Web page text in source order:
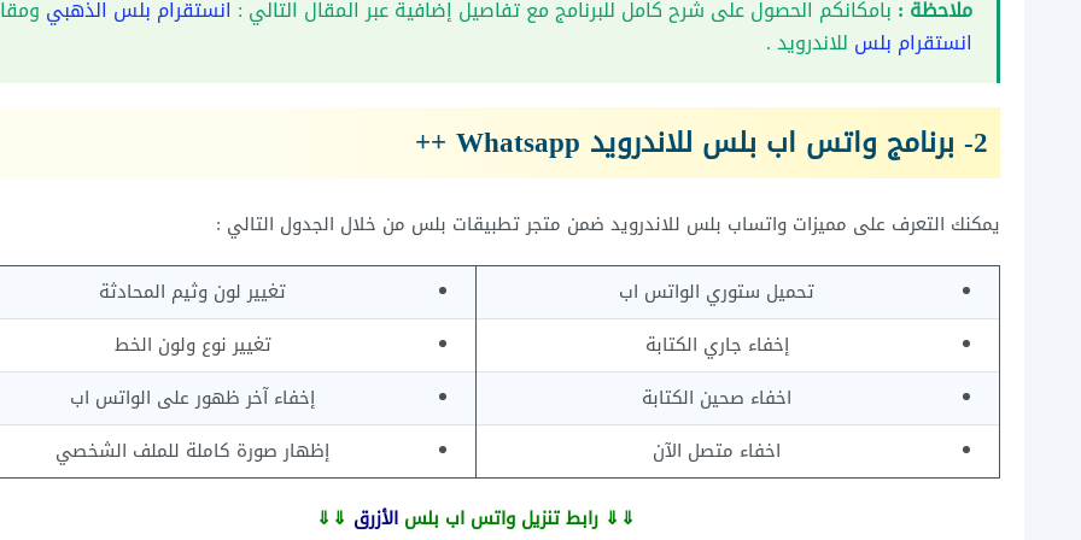
ملاحظة : بامكانكم الحصول على شرح كامل للبرنامج مع تفاصيل إضافية عبر المقال التالي : انستقرام بلس الذهبي
انستقرام بلس للاندرويد .
2- برنامج واتس اب بلس للاندرويد Whatsapp ++
يمكنك التعرف على مميزات واتساب بلس للاندرويد ضمن متجر تطبيقات بلس من خلال الجدول التالي :
تحميل ستوري الواتس اب
تغيير لون وثيم المحادثة
إخفاء جاري الكتابة
تغيير نوع ولون الخط
اخفاء صحين الكتابة
إخفاء آخر ظهور على الواتس اب
اخفاء متصل الآن
إظهار صورة كاملة للملف الشخصي
⇓⇓ رابط تنزيل واتس اب بلسالأزرق ⇓⇓